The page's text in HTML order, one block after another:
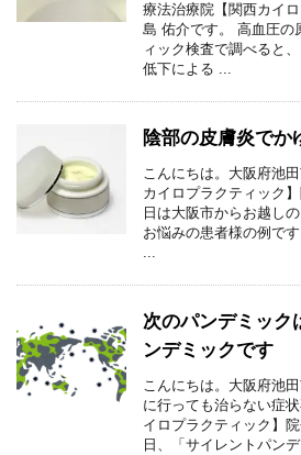
療法治療院【関西カイ
島 佑介です。 高血圧の
ィック検査で調べると
低下による ...
陰部の皮膚炎でか
こんにちは。大阪府池
カイロプラクティック
日は大阪市からお越し
お悩みの患者様の例で
...
次のパンデミック
ンデミックです
こんにちは。大阪府池
に行っても治らない症
イロプラクティック】
日、「サイレントパン